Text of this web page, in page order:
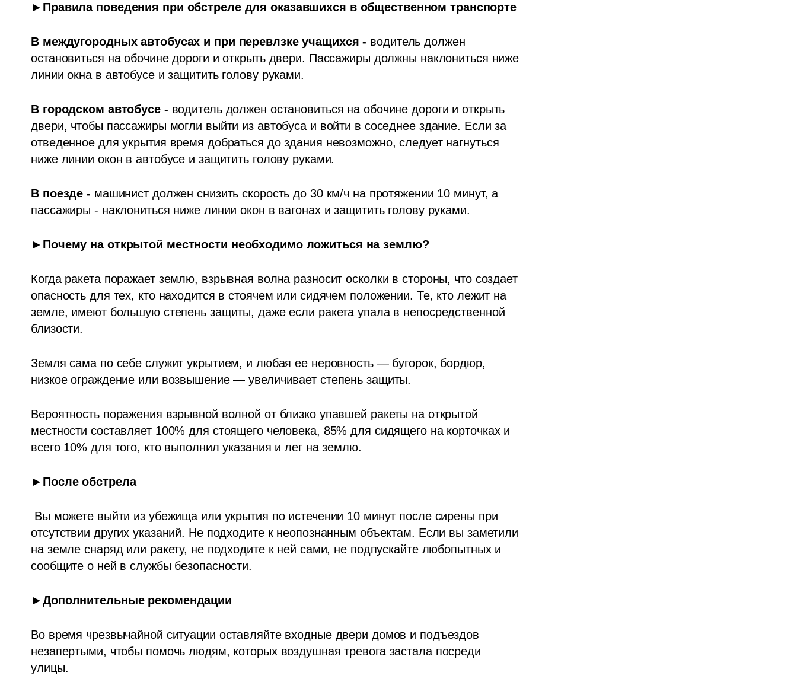
►Правила поведения при обстреле для оказавшихся в общественном транспорте
В междугородных автобусах и при перевлзке учащихся - водитель должен
остановиться на обочине дороги и открыть двери. Пассажиры должны наклониться ниже
линии окна в автобусе и защитить голову руками.
В городском автобусе - водитель должен остановиться на обочине дороги и открыть
двери, чтобы пассажиры могли выйти из автобуса и войти в соседнее здание. Если за
отведенное для укрытия время добраться до здания невозможно, следует нагнуться
ниже линии окон в автобусе и защитить голову руками.
В поезде - машинист должен снизить скорость до 30 км/ч на протяжении 10 минут, а
пассажиры - наклониться ниже линии окон в вагонах и защитить голову руками.
► Почему на открытой местности необходимо ложиться на землю?
Когда ракета поражает землю, взрывная волна разносит осколки в стороны, что создает
опасность для тех, кто находится в стоячем или сидячем положении. Те, кто лежит на
земле, имеют большую степень защиты, даже если ракета упала в непосредственной
близости.
Земля сама по себе служит укрытием, и любая ее неровность — бугорок, бордюр,
низкое ограждение или возвышение — увеличивает степень защиты.
Вероятность поражения взрывной волной от близко упавшей ракеты на открытой
местности составляет 100% для стоящего человека, 85% для сидящего на корточках и
всего 10% для того, кто выполнил указания и лег на землю.
►После обстрела
отсутствии других указаний. Не подходите к неопознанным объектам. Если вы заметили
на земле снаряд или ракету, не подходите к ней сами, не подпускайте любопытных и
сообщите о ней в службы безопасности.
►Дополнительные рекомендации
Во время чрезвычайной ситуации оставляйте входные двери домов и подъездов
незапертыми, чтобы помочь людям, которых воздушная тревога застала посреди
улицы.